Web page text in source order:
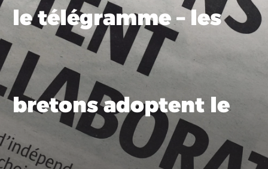
le télégramme – les
bretons adoptent le